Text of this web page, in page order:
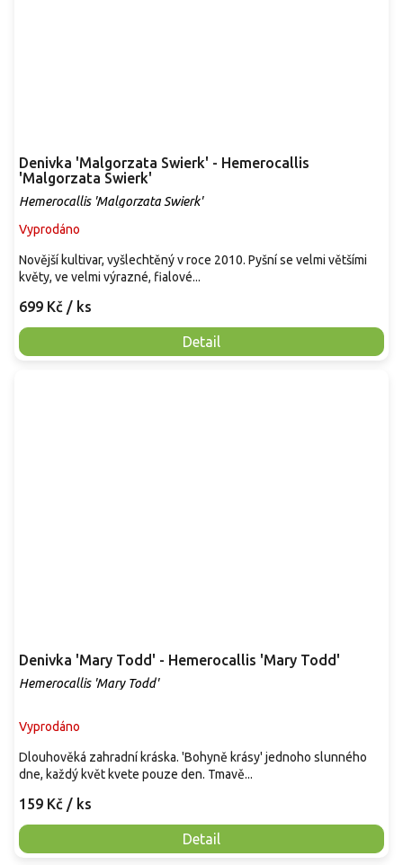
Denivka 'Malgorzata Swierk' - Hemerocallis
'Malgorzata Swierk'
Hemerocallis 'Malgorzata Swierk'
Vyprodáno
699 Kč / ks
Detail
Novější kultivar, vyšlechtěný v roce 2010. Pyšní se velmi většími
květy, ve velmi výrazné, fialové...
Denivka 'Mary Todd' - Hemerocallis 'Mary Todd'
Hemerocallis 'Mary Todd'
Vyprodáno
159 Kč / ks
Detail
Dlouhověká zahradní kráska. 'Bohyně krásy' jednoho slunného
dne, každý květ kvete pouze den. Tmavě...